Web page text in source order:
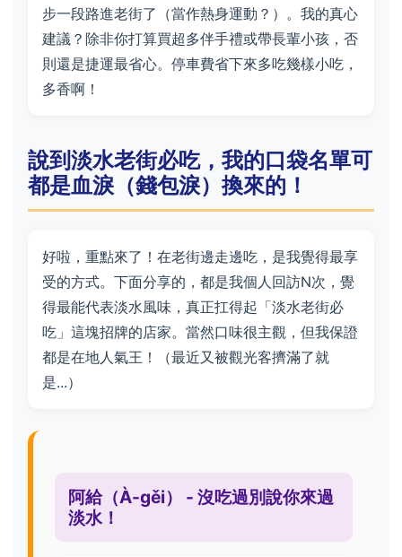
步一段路進老街了（當作熱身運動？）。我的真心
建議？除非你打算買超多伴手禮或帶長輩小孩，否
則還是捷運最省心。停車費省下來多吃幾樣小吃，
多香啊！
說到淡水老街必吃，我的口袋名單可
都是血淚（錢包淚）換來的！
好啦，重點來了！在老街邊走邊吃，是我覺得最享
受的方式。下面分享的，都是我個人回訪N次，覺
得最能代表淡水風味，真正扛得起「淡水老街必
吃」這塊招牌的店家。當然口味很主觀，但我保證
都是在地人氣王！（最近又被觀光客擠滿了就
是...）
阿給（À-gěi） - 沒吃過別說你來過
淡水！